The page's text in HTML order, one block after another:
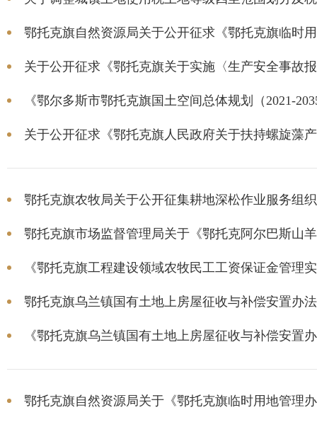
鄂托克旗自然资源局关于公开征求《鄂托克旗临时
关于公开征求《鄂托克旗关于实施〈生产安全事故
《鄂尔多斯市鄂托克旗国土空间总体规划（2021-
关于公开征求《鄂托克旗人民政府关于扶持螺旋藻
鄂托克旗农牧局关于公开征集耕地深松作业服务组
鄂托克旗市场监督管理局关于《鄂托克阿尔巴斯山
《鄂托克旗工程建设领域农牧民工工资保证金管理
鄂托克旗乌兰镇国有土地上房屋征收与补偿安置办
《鄂托克旗乌兰镇国有土地上房屋征收与补偿安置
鄂托克旗自然资源局关于《鄂托克旗临时用地管理